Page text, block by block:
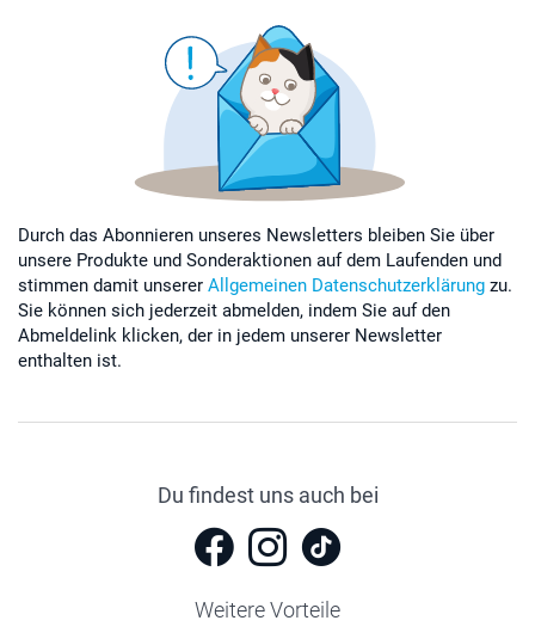
Durch das Abonnieren unseres Newsletters bleiben Sie über
unsere Produkte und Sonderaktionen auf dem Laufenden und
stimmen damit unserer Allgemeinen Datenschutzerklärung zu.
Sie können sich jederzeit abmelden, indem Sie auf den
Abmeldelink klicken, der in jedem unserer Newsletter
enthalten ist.
Du findest uns auch bei
Weitere Vorteile